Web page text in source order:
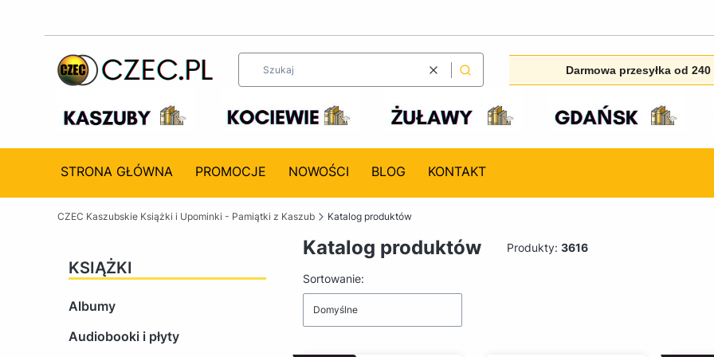
WyczyśćSzukaj Darmowa przesyłka od 240
STRONA GŁÓWNA PROMOCJE NOWOŚCI BLOG KONTAKT
CZEC Kaszubskie Książki i Upominki - Pamiątki z Kaszub Katalog produktów
KSIĄŻKI
Albumy
Audiobooki i płyty
Katalog produktów Produkty: 3616
Lista produktów
Sortowanie:
Domyślne